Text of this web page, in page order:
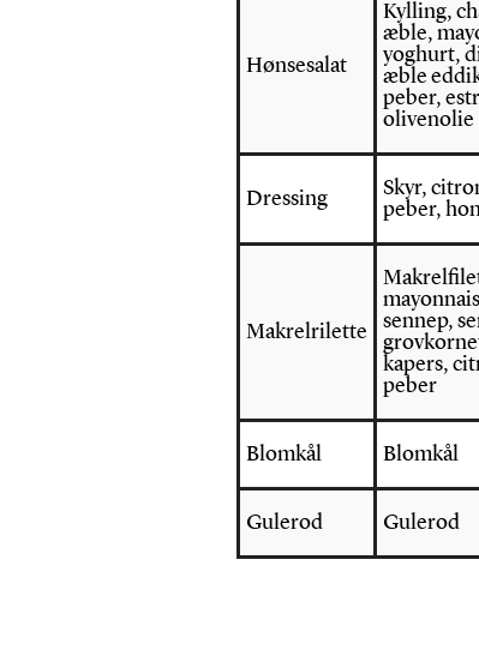
Hønsesalat
Kylling,
æble,
yoghurt,
æble
peber,
olivenolie
Dressing
Skyr,
peber,
Makrelrilette
sennep,
kapers,
peber
Blomkål Blomkål
Gulerod Gulerod